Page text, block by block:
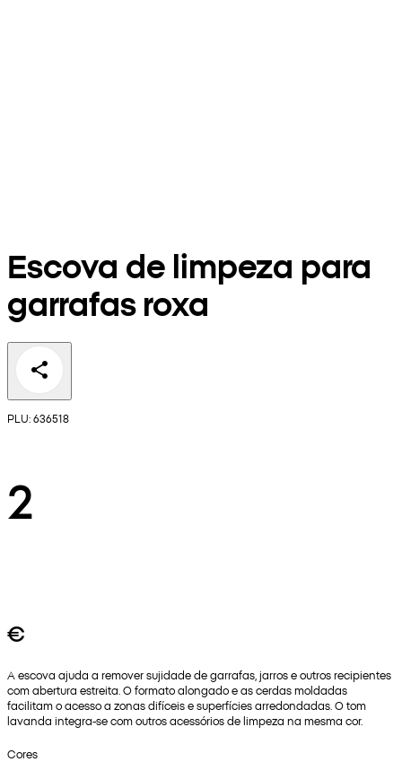
Escova de limpeza para
garrafas roxa
PLU: 636518
2
€
A escova ajuda a remover sujidade de garrafas, jarros e outros recipientes
com abertura estreita. O formato alongado e as cerdas moldadas
facilitam o acesso a zonas difíceis e superfícies arredondadas. O tom
lavanda integra‑se com outros acessórios de limpeza na mesma cor.
Cores